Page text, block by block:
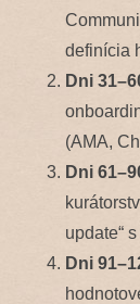
definícia
Dni
(AMA,
Dni
update“
Dni